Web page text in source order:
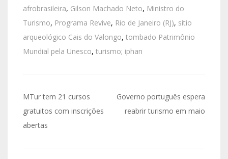
afrobrasileira, Gilson Machado Neto, Ministro do
Turismo, Programa Revive, Rio de Janeiro (RJ), sítio
arqueológico Cais do Valongo, tombado Patrimônio
Mundial pela Unesco, turismo; iphan
MTur tem 21 cursos
gratuitos com inscrições
abertas
Governo português espera
reabrir turismo em maio